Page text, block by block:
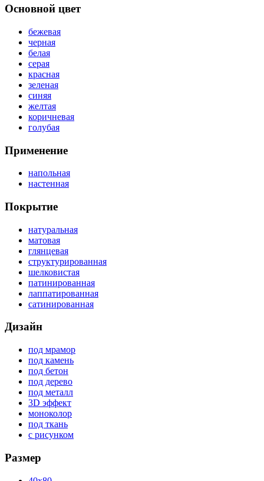
Основной цвет
бежевая
черная
белая
серая
красная
зеленая
синяя
желтая
коричневая
голубая
Применение
напольная
настенная
Покрытие
натуральная
матовая
глянцевая
структурированная
шелковистая
патинированная
лаппатированная
сатинированная
Дизайн
под мрамор
под камень
под бетон
под дерево
под металл
3D эффект
моноколор
под ткань
с рисунком
Размер